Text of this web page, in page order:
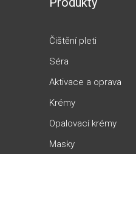
Čištění pleti
Séra
Aktivace a oprava
Krémy
Opalovací krémy
Masky